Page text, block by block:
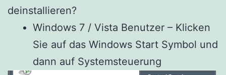
deinstallieren?
Windows 7 / Vista Benutzer – Klicken
Sie auf das Windows Start Symbol und
dann auf Systemsteuerung